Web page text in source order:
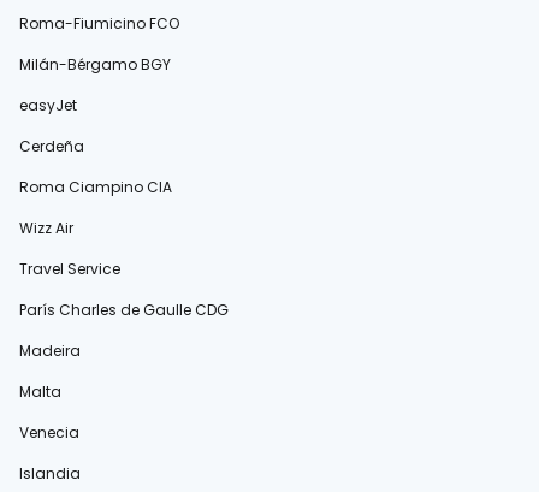
Roma-Fiumicino FCO
Milán-Bérgamo BGY
easyJet
Cerdeña
Roma Ciampino CIA
Wizz Air
Travel Service
París Charles de Gaulle CDG
Madeira
Malta
Venecia
Islandia